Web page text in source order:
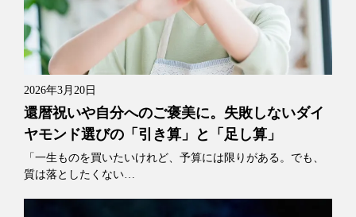
2026年3月20日
還暦祝いや自分へのご褒美に。失敗しないダイ
ヤモンド選びの「引き算」と「足し算」
「一生ものを買いたいけれど、予算には限りがある。でも、
質は落としたくない…